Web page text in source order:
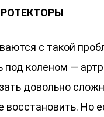
с такой
под коленом —
довольно
восстановить. Но